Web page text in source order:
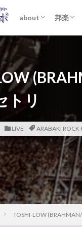
about
ライター紹介
プライバシーポリ
免責事項
邦楽
トリ
LIVE ARABAKI ROCK
TOSHI-LOW